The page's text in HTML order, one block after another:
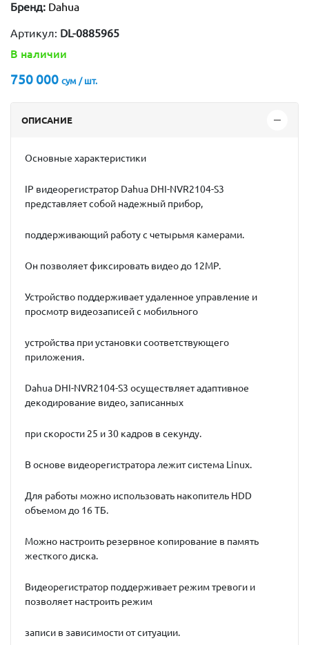
Бренд: Dahua
Артикул: DL-0885965
В наличии
750 000 сум / шт.
ОПИСАНИЕ
Основные характеристики
IP видеорегистратор Dahua DHI-NVR2104-S3
представляет собой надежный прибор,
поддерживающий работу с четырьмя камерами.
Он позволяет фиксировать видео до 12MP.
Устройство поддерживает удаленное управление и
просмотр видеозаписей с мобильного
устройства при установки соответствующего
приложения.
Dahua DHI-NVR2104-S3 осуществляет адаптивное
декодирование видео, записанных
при скорости 25 и 30 кадров в секунду.
В основе видеорегистратора лежит система Linux.
Для работы можно использовать накопитель HDD
объемом до 16 ТБ.
Можно настроить резервное копирование в память
жесткого диска.
Видеорегистратор поддерживает режим тревоги и
позволяет настроить режим
записи в зависимости от ситуации.